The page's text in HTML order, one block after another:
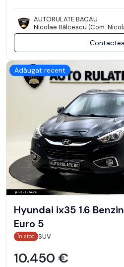
AUTORULATE BACAU
Nicolae Bălcescu (Com.
Adăugat recent
Hyundai ix35 1.6
Euro 5
În stoc SUV
10.450 €